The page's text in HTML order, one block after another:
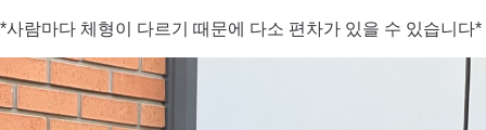
*사람마다 체형이 다르기 때문에 다소 편차가 있을 수 있습니다*